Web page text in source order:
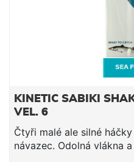
KINETIC SABIKI
VEL. 6
Čtyři malé ale silné
návazec. Odolná vlákna